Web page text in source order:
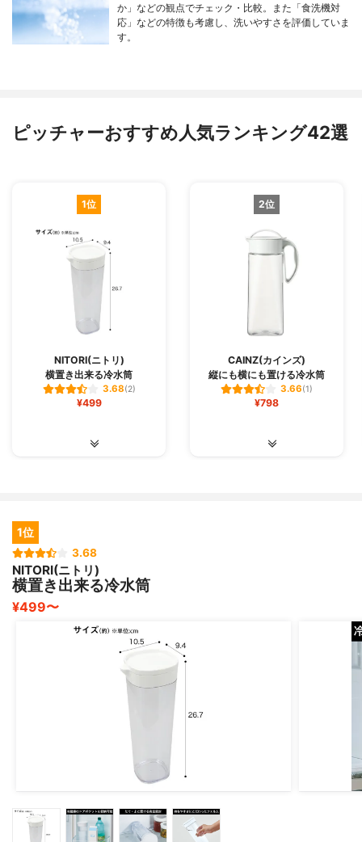
か」などの観点でチェック・比較。また「食洗機対
応」などの特徴も考慮し、洗いやすさを評価していま
す。
ピッチャーおすすめ人気ランキング42選
1位
NITORI(ニトリ)
横置き出来る冷水筒
3.68(2)
¥499
2位
CAINZ(カインズ)
縦にも横にも置ける冷水筒
3.66(1)
¥798
1位
3.68
NITORI(ニトリ)
横置き出来る冷水筒
¥499〜